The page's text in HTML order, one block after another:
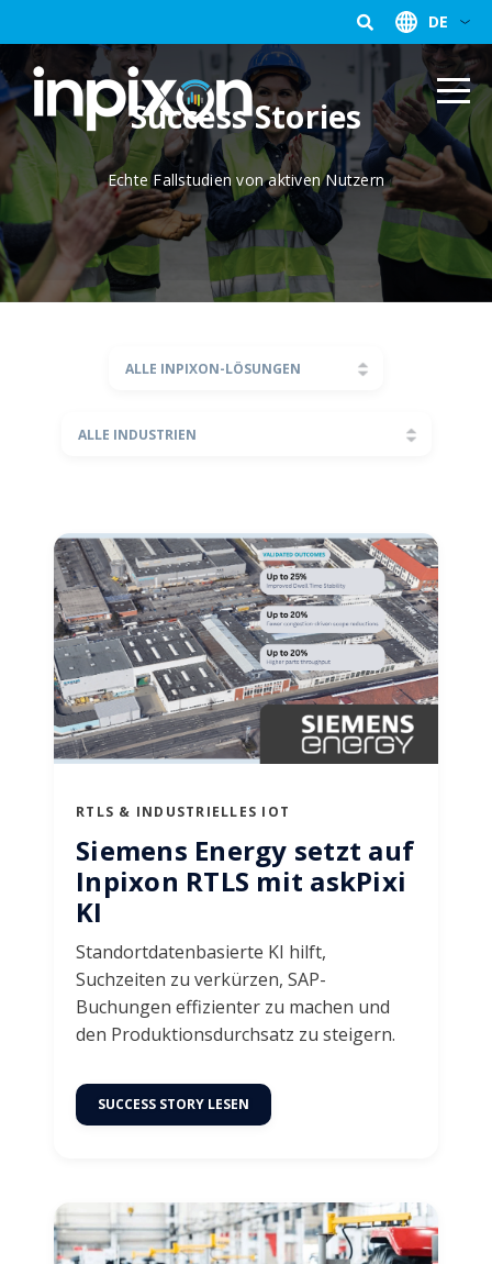
DE
Success Stories
Echte Fallstudien von aktiven Nutzern
RTLS & INDUSTRIELLES IOT
Siemens Energy setzt auf
Inpixon RTLS mit askPixi
KI
Standortdatenbasierte KI hilft,
Suchzeiten zu verkürzen, SAP-
Buchungen effizienter zu machen und
den Produktionsdurchsatz zu steigern.
SUCCESS STORY LESEN